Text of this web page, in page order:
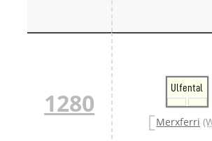
1280
Ulfental
Merxferri